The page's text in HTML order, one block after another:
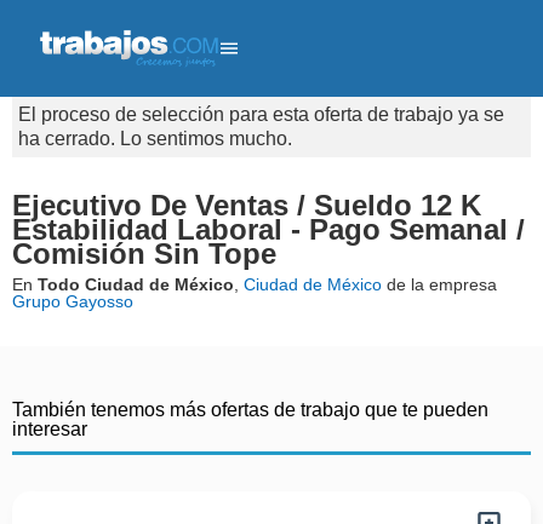
El proceso de selección para esta oferta de trabajo ya se
ha cerrado. Lo sentimos mucho.
Ejecutivo De Ventas / Sueldo 12 K
Estabilidad Laboral - Pago Semanal /
Comisión Sin Tope
En Todo Ciudad de México Ciudad de México de la empresa
Grupo Gayosso
También tenemos más ofertas de trabajo que te pueden
interesar